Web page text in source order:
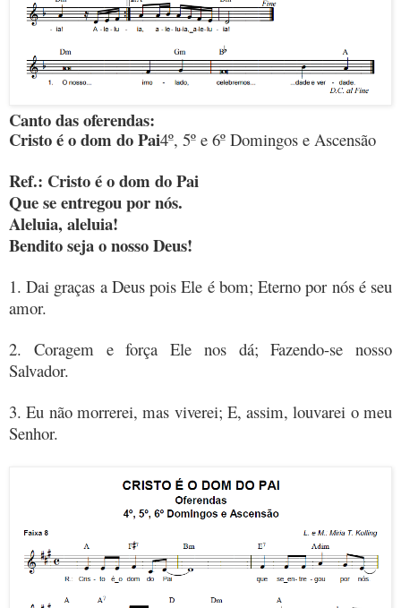
Canto das oferendas:
Cristo é o dom do Pai4º, 5º e 6º Domingos e Ascensão
Ref.: Cristo é o dom do Pai
Que se entregou por nós.
Aleluia, aleluia!
Bendito seja o nosso Deus!
1. Dai graças a Deus pois Ele é bom; Eterno por nós é seu
amor.
2. Coragem e força Ele nos dá; Fazendo-se nosso
Salvador.
3. Eu não morrerei, mas viverei; E, assim, louvarei o meu
Senhor.